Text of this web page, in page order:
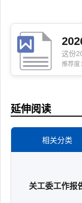
这份
路清
少走
推荐度：
延伸阅读
相关分类
关工委工作报